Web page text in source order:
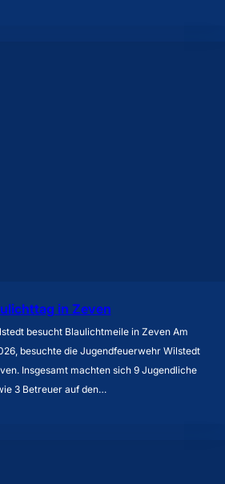
in Zeven
besucht Blaulichtmeile in Zeven Am
besuchte die Jugendfeuerwehr Wilstedt
Insgesamt machten sich 9 Jugendliche
3 Betreuer auf den…